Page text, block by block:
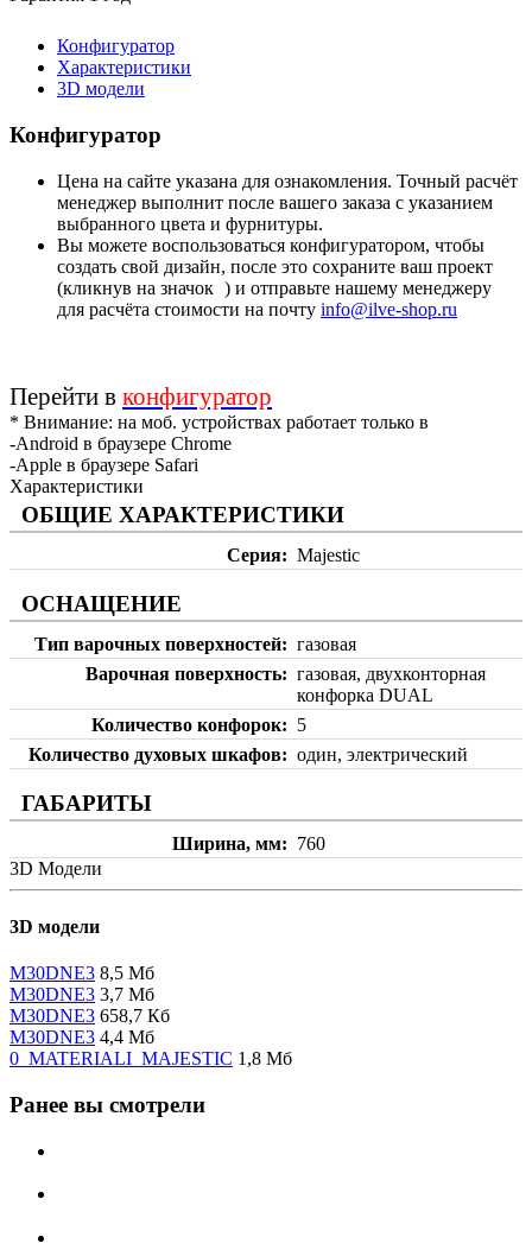
Конфигуратор
Характеристики
3D модели
Конфигуратор
Цена на сайте указана для ознакомления. Точный расчёт
менеджер выполнит после вашего заказа с указанием
выбранного цвета и фурнитуры.
Вы можете воспользоваться конфигуратором, чтобы
создать свой дизайн, после это сохраните ваш проект
(кликнув на значок ) и отправьте нашему менеджеру
для расчёта стоимости на почту info@ilve-shop.ru
Перейти в конфигуратор
* Внимание: на моб. устройствах работает только в
-Android в браузере Chrome
-Apple в браузере Safari
Характеристики
ОБЩИЕ ХАРАКТЕРИСТИКИ
Серия Majestic
ОСНАЩЕНИЕ
Тип варочных поверхностей
газовая
Варочная поверхность
газовая, двухконторная
конфорка DUAL
Количество конфорок
5
Количество духовых шкафов
один, электрический
ГАБАРИТЫ
Ширина, мм
760
3D Модели
3D модели
M30DNE3 8,5 Мб
M30DNE3 3,7 Мб
M30DNE3 658,7 Кб
M30DNE3 4,4 Мб
0_MATERIALI_MAJESTIC 1,8 Мб
Ранее вы смотрели